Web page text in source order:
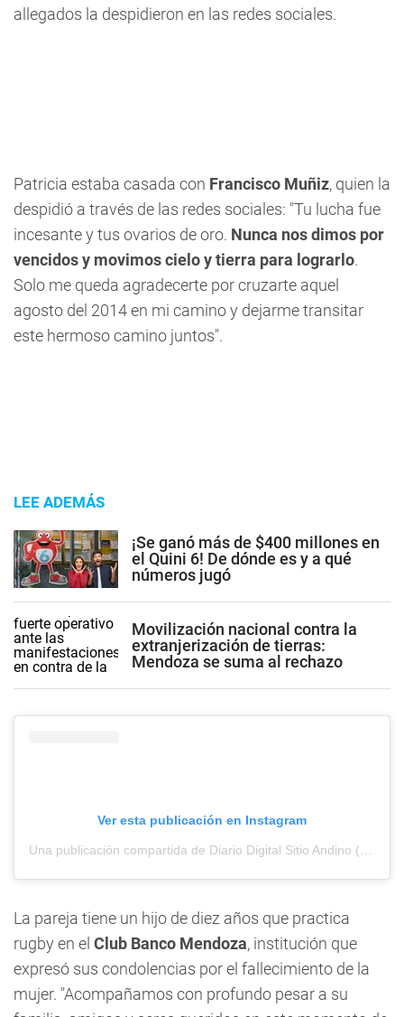
allegados la despidieron en las redes sociales.
Patricia estaba casada con Francisco Muñiz, quien la
despidió a través de las redes sociales: "Tu lucha fue
incesante y tus ovarios de oro. Nunca nos dimos por
vencidos y movimos cielo y tierra para lograrlo.
Solo me queda agradecerte por cruzarte aquel
agosto del 2014 en mi camino y dejarme transitar
este hermoso camino juntos".
LEE ADEMÁS
¡Se ganó más de $400 millones en
el Quini 6! De dónde es y a qué
números jugó
Movilización nacional contra la
extranjerización de tierras:
Mendoza se suma al rechazo
Ver esta publicación en Instagram
La pareja tiene un hijo de diez años que practica
rugby en el Club Banco Mendoza, institución que
expresó sus condolencias por el fallecimiento de la
mujer. "Acompañamos con profundo pesar a su